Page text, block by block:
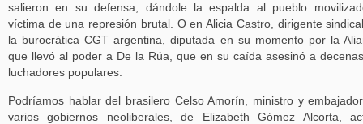
salieron en su defensa, dándole la espalda al pueblo
víctima de una represión brutal. O en Alicia Castro, dirigente
la burocrática CGT argentina, diputada en su momento por la
que llevó al poder a De la Rúa, que en su caída asesinó a
luchadores populares.
Podríamos hablar del brasilero Celso Amorín, ministro y
varios gobiernos neoliberales, de Elizabeth Gómez Alcorta,